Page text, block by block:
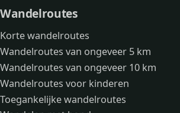
Wandelroutes
Korte wandelroutes
Wandelroutes van ongeveer 5 km
Wandelroutes van ongeveer 10 km
Wandelroutes voor kinderen
Toegankelijke wandelroutes